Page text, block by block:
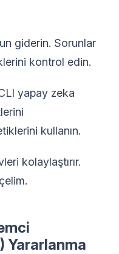
giderin. Sorunlar
kontrol edin.
yapay zeka
kullanın.
kolaylaştırır.
Yararlanma